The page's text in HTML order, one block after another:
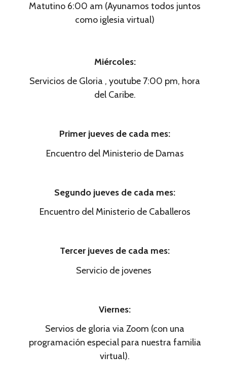
Matutino 6:00 am (Ayunamos todos juntos
como iglesia virtual)
Miércoles:
Servicios de Gloria , youtube 7:00 pm, hora
del Caribe.
Primer jueves de cada mes:
Encuentro del Ministerio de Damas
Segundo jueves de cada mes:
Encuentro del Ministerio de Caballeros
Tercer jueves de cada mes:
Servicio de jovenes
Viernes:
Servios de gloria via Zoom (con una
programación especial para nuestra familia
virtual).